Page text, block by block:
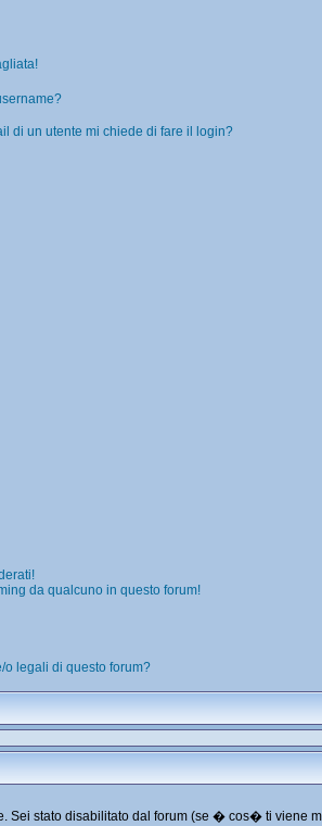
di un utente mi chiede di fare il login?
da qualcuno in questo forum!
legali di questo forum?
Sei stato disabilitato dal forum (se � cos� ti